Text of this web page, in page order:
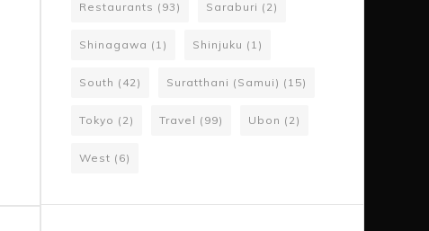
Restaurants (93) Saraburi (2)
Shinagawa (1) Shinjuku (1)
South (42) Suratthani (Samui) (15)
Tokyo (2) Travel (99) Ubon (2)
West (6)